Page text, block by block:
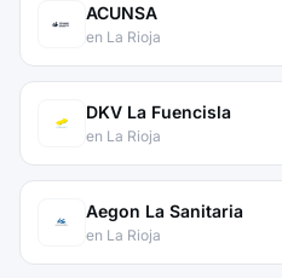
ACUNSA
en La Rioja
DKV La Fuencisla
en La Rioja
Aegon La Sanitaria
en La Rioja